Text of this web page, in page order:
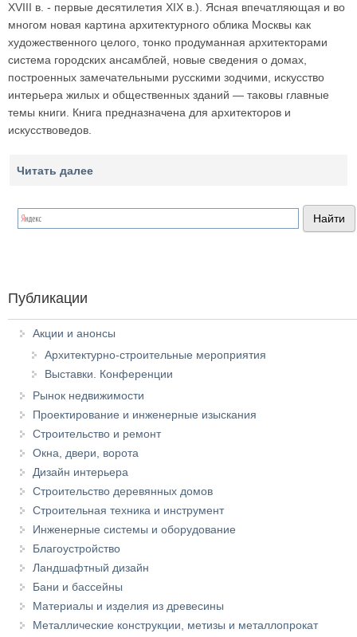
XVIII в. - первые десятилетия XIX в.). Ясная впечатляющая и во
многом новая картина архитектурного облика Москвы как
художественного целого, тонко продуманная архитекторами
система городских ансамблей, новые сведения о домах,
построенных замечательными русскими зодчими, искусство
интерьера жилых и общественных зданий — таковы главные
темы книги. Книга предназначена для архитекторов и
искусствоведов.
Читать далее
Публикации
Акции и анонсы
Архитектурно-строительные мероприятия
Выставки. Конференции
Рынок недвижимости
Проектирование и инженерные изыскания
Строительство и ремонт
Окна, двери, ворота
Дизайн интерьера
Строительство деревянных домов
Строительная техника и инструмент
Инженерные системы и оборудование
Благоустройство
Ландшафтный дизайн
Бани и бассейны
Материалы и изделия из древесины
Металлические конструкции, метизы и металлопрокат